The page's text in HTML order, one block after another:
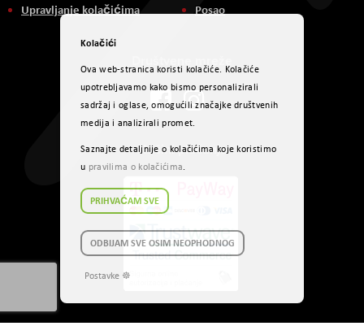
Upravljanje kolačićima
Posao
Društvene mreže
Načini plaćanja
Kolačići
Ova web-stranica koristi kolačiće. Kolačiće
upotrebljavamo kako bismo personalizirali
sadržaj i oglase, omogućili značajke društvenih
medija i analizirali promet.
Saznajte detaljnije o kolačićima koje koristimo
u pravilima o kolačićima.
PRIHVAĆAM SVE
ODBIJAM SVE OSIM NEOPHODNOG
Postavke ☸